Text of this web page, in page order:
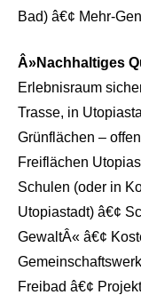
Bad) â€¢ Mehr-
Â»Nachhaltiges
Erlebnisraum
Trasse, in
Grünflächen –
Freiflächen
Schulen (oder in
Utopiastadt) â€¢
GewaltÂ« â€¢
Freibad â€¢